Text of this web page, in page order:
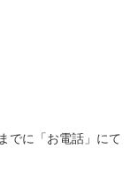
でに「お電話」にて